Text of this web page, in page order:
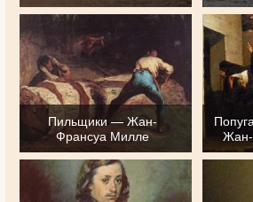
Пильщики — Жан-
Франсуа Милле